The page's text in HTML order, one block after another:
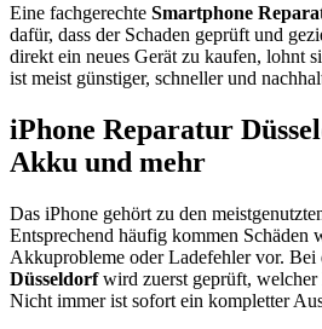
Eine fachgerechte Smartphone
dafür, dass der Schaden geprüft und
direkt ein neues Gerät zu kaufen, lohnt
ist meist günstiger, schneller und
iPhone Reparatur
Akku und mehr
Das iPhone gehört zu den
Entsprechend häufig kommen Schäden
Akkuprobleme oder Ladefehler vor. Bei
Düsseldorfwird zuerst geprüft,
Nicht immer ist sofort ein kompletter